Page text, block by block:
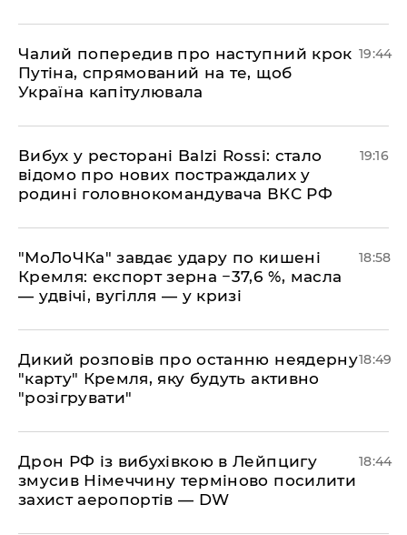
​Чалий попередив про наступний крок
Путіна, спрямований на те, щоб
Україна капітулювала
19:44
​Вибух у ресторані Balzi Rossi: стало
відомо про нових постраждалих у
родині головнокомандувача ВКС РФ
19:16
​"МоЛоЧКа" завдає удару по кишені
Кремля: експорт зерна −37,6 %, масла
— удвічі, вугілля — у кризі
18:58
​Дикий розповів про останню неядерну
"карту" Кремля, яку будуть активно
"розігрувати"
18:49
​Дрон РФ із вибухівкою в Лейпцигу
змусив Німеччину терміново посилити
захист аеропортів — DW
18:44